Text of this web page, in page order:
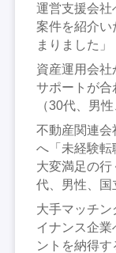
運営支援会社
案件を紹介い
まりました」
資産運用会
サポートが合
（30代、男
不動産関連会
へ「未経験転
大変満足の
代、男性、国
大手マッチ
イナンス企業
ントを納得